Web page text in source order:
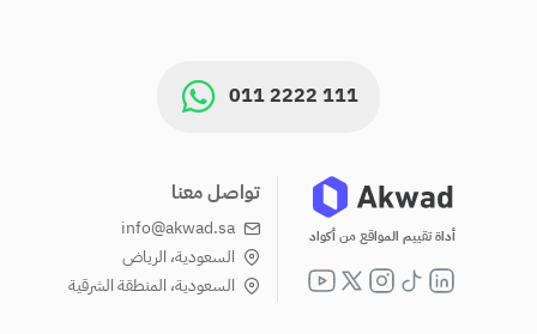
011 2222 111
أداة تقييم المواقع من أكواد
تواصل معنا
info@akwad.sa
السعودية، الرياض
السعودية، المنطقة الشرقية